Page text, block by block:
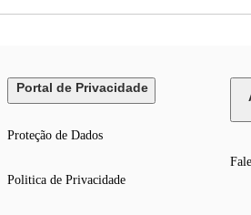
Portal de Privacidade
Proteção de Dados
Politica de Privacidade